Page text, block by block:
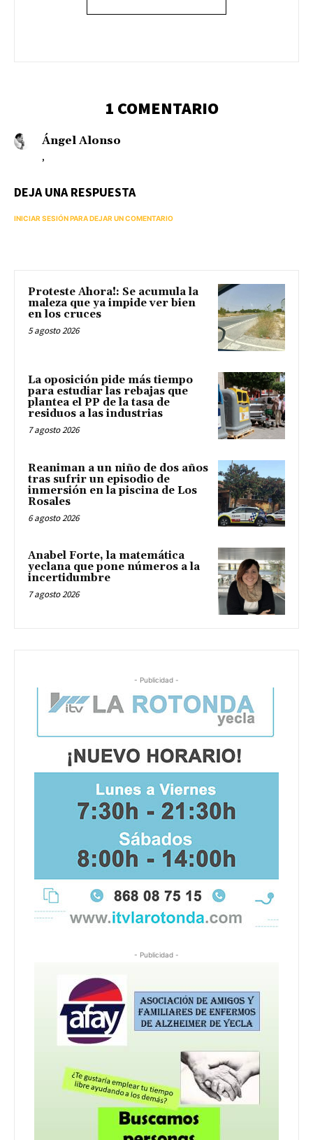
1 COMENTARIO
Ángel Alonso
,
DEJA UNA RESPUESTA
INICIAR SESIÓN PARA DEJAR UN COMENTARIO
Proteste Ahora!: Se acumula la
maleza que ya impide ver bien
en los cruces
5 agosto 2026
La oposición pide más tiempo
para estudiar las rebajas que
plantea el PP de la tasa de
residuos a las industrias
7 agosto 2026
Reaniman a un niño de dos años
tras sufrir un episodio de
inmersión en la piscina de Los
Rosales
6 agosto 2026
Anabel Forte, la matemática
yeclana que pone números a la
incertidumbre
7 agosto 2026
- Publicidad -
- Publicidad -